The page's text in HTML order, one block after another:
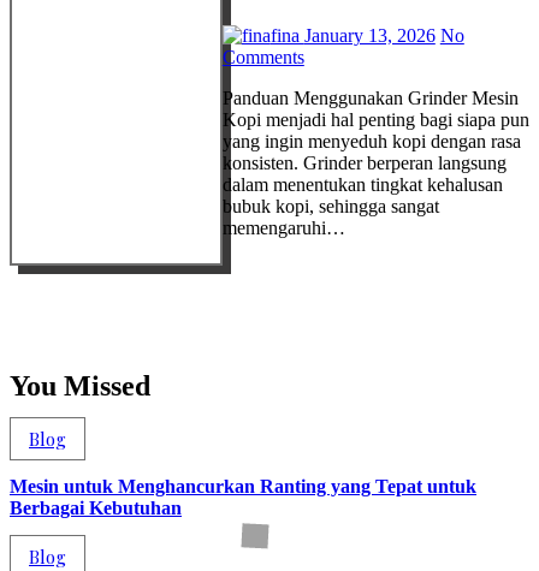
fina January 13, 2026 No
Comments
Panduan Menggunakan Grinder Mesin
Kopi menjadi hal penting bagi siapa pun
yang ingin menyeduh kopi dengan rasa
konsisten. Grinder berperan langsung
dalam menentukan tingkat kehalusan
bubuk kopi, sehingga sangat
memengaruhi…
You Missed
Blog
Mesin untuk Menghancurkan Ranting yang Tepat untuk
Berbagai Kebutuhan
Blog